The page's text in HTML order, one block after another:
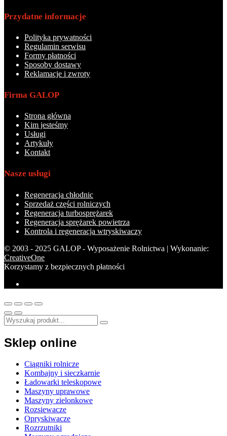
Przydatne informacje
Polityka prywatności
Regulamin serwisu
Formy płatności
Sposoby dostawy
Reklamacje i zwroty
Firma GALOP
Strona główna
Kim jesteśmy
Usługi
Artykuły
Kontakt
Nasze usługi
Regeneracja chłodnic
Sprzedaż części rolniczych
Regeneracja turbosprężarek
Regeneracja sprężarek powietrza
Kontrola i regeneracja wtryskiwaczy
© 2003 - 2025 GALOP - Wyposażenie Rolnictwa | Wykonanie:
CreativeOne
Korzystamy z bezpiecznych płatności
Sklep online
Ciągniki rolnicze
Kombajny i sieczkarnie
Ładowarki teleskopowe
Maszyny uprawowe
Maszyny zielonkowe
Rozsiewacze
Opryskiwacze
Rozrzutniki